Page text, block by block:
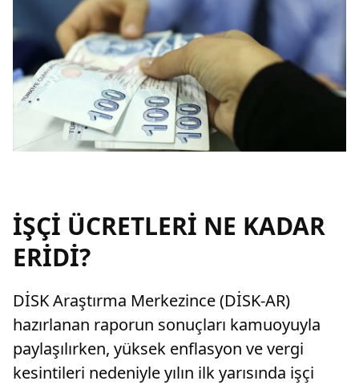
İŞÇİ ÜCRETLERİ NE KADAR
ERİDİ?
DİSK Araştırma Merkezince (DİSK-AR)
hazırlanan raporun sonuçları kamuoyuyla
paylaşılırken, yüksek enflasyon ve vergi
kesintileri nedeniyle yılın ilk yarısında işçi